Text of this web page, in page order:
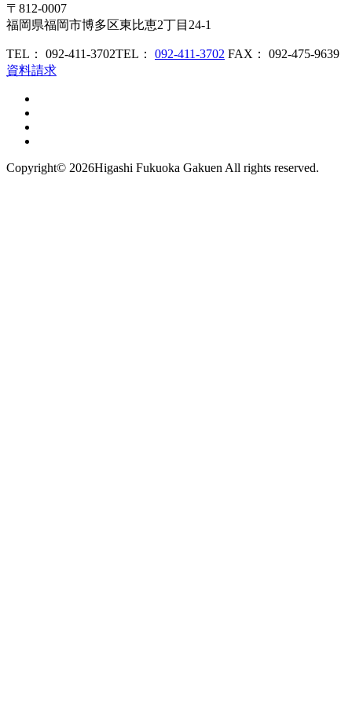
〒812-0007
福岡県福岡市博多区東比恵2丁目24-1
TEL： 092-411-3702TEL： 092-411-3702 FAX： 092-475-9639
資料請求
Copyright© 2026Higashi Fukuoka Gakuen All rights reserved.